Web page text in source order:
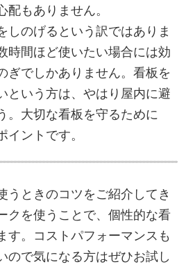
配もありません。
しのげるという訳ではありま
時間ほど使いたい場合には効
ぎでしかありません。看板を
という方は、やはり屋内に避
。大切な看板を守るために
イントです。
うときのコツをご紹介してき
クを使うことで、個性的な看
す。コストパフォーマンスも
ので気になる方はぜひお試し